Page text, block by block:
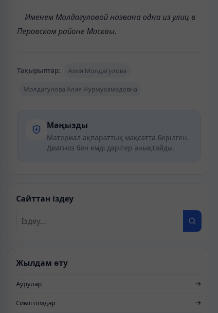
Именем Молдагуловой названа одна из улиц в
Перовском районе Москвы.
Тақырыптар: Алия Молдагулова
Молдагулова Алия Нурмухамедовна
Маңызды
Материал ақпараттық мақсатта берілген.
Диагноз бен емді дәрігер анықтайды.
Сайттан іздеу
Жылдам өту
Аурулар
Симптомдар